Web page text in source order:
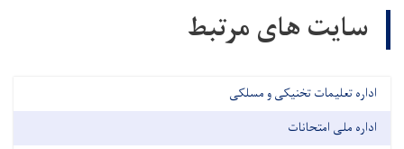
سایت های مرتبط
اداره تعلیمات تخنیکی و مسلکی
اداره ملی امتحانات